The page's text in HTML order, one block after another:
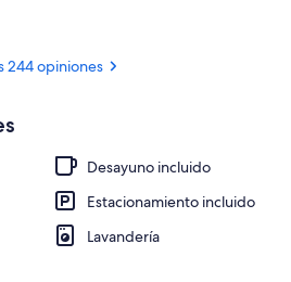
Una piscina al aire libre, sombrillas,
244 opiniones
Desayuno incluido
Estacionamiento incluido
Lavandería